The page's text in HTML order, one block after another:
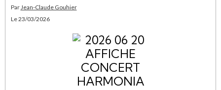
ParJean-Claude Gouhier
Le 23/03/2026